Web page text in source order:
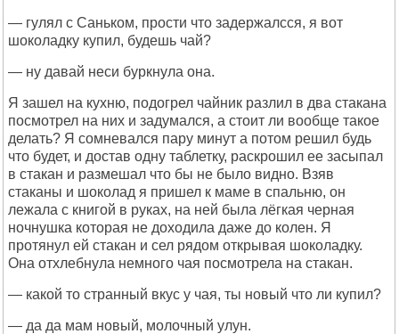
— гулял с Саньком, прости что задержалсся, я вот
шоколадку купил, будешь чай?
— ну давай неси буркнула она.
Я зашел на кухню, подогрел чайник разлил в два стакана
посмотрел на них и задумался, а стоит ли вообще такое
делать? Я сомневался пару минут а потом решил будь
что будет, и достав одну таблетку, раскрошил ее засыпал
в стакан и размешал что бы не было видно. Взяв
стаканы и шоколад я пришел к маме в спальню, он
лежала с книгой в руках, на ней была лёгкая черная
ночнушка которая не доходила даже до колен. Я
протянул ей стакан и сел рядом открывая шоколадку.
Она отхлебнула немного чая посмотрела на стакан.
— какой то странный вкус у чая, ты новый что ли купил?
— да да мам новый, молочный улун.